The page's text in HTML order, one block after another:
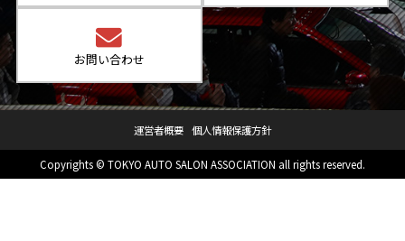
お問い合わせ
運営者概要 個人情報保護方針
Copyrights © TOKYO AUTO SALON ASSOCIATION all rights reserved.